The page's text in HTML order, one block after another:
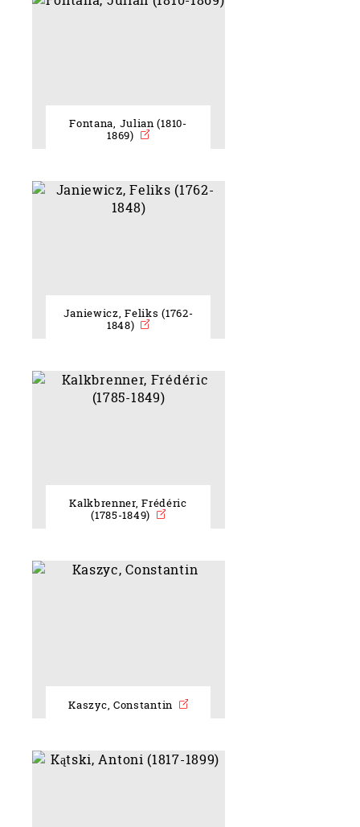
Fontana, Julian (1810-
1869)
Janiewicz, Feliks (1762-
1848)
Kalkbrenner, Frédéric
(1785-1849)
Kaszyc, Constantin